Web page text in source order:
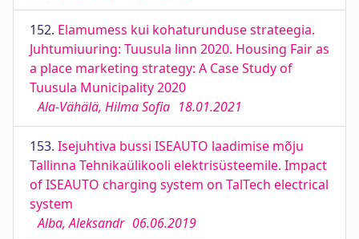
152. Elamumess kui kohaturunduse strateegia.
Juhtumiuuring: Tuusula linn 2020. Housing Fair as
a place marketing strategy: A Case Study of
Tuusula Municipality 2020
Ala-Vähälä, Hilma Sofia 18.01.2021
153. Isejuhtiva bussi ISEAUTO laadimise mõju
Tallinna Tehnikaülikooli elektrisüsteemile. Impact
of ISEAUTO charging system on TalTech electrical
system
Alba, Aleksandr 06.06.2019